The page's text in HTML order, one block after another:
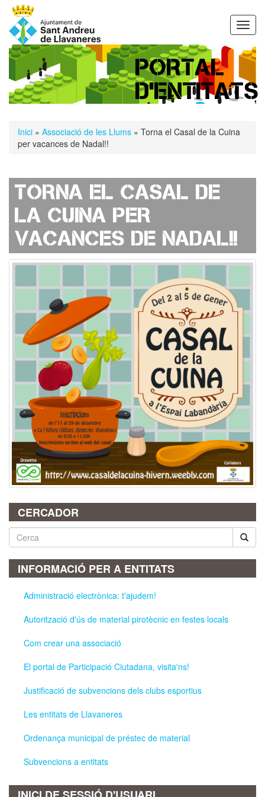
Vés
contingut
PORTAL
D'ENTITATS
Esteu
aquí
Inici » Associació de les Llums » Torna el Casal de la Cuina
per vacances de Nadal!!
Torna el Casal de
la Cuina per
vacances de Nadal!!
CERCADOR
INFORMACIÓ PER A ENTITATS
Administració electrònica: t'ajudem!
Autorització d'ús de material pirotècnic en festes locals
Com crear una associació
El portal de Participació Ciutadana, visita'ns!
Justificació de subvencions dels clubs esportius
Les entitats de Llavaneres
Ordenança municipal de préstec de material
Subvencions a entitats